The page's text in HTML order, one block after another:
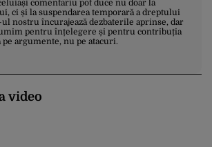
comentariu pot duce nu doar la
ci și la suspendarea temporară a dreptului
ul nostru încurajează dezbaterile aprinse, dar
pentru înțelegere și pentru contribuția
pe argumente, nu pe atacuri.
video